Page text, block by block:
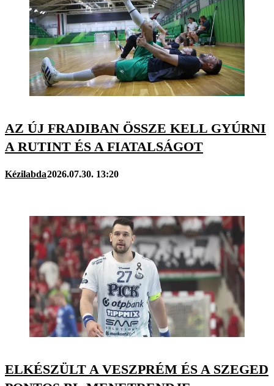
AZ ÚJ FRADIBAN ÖSSZE KELL GYÚRNI
A RUTINT ÉS A FIATALSÁGOT
Kézilabda2026.07.30. 13:20
ELKÉSZÜLT A VESZPRÉM ÉS A SZEGED